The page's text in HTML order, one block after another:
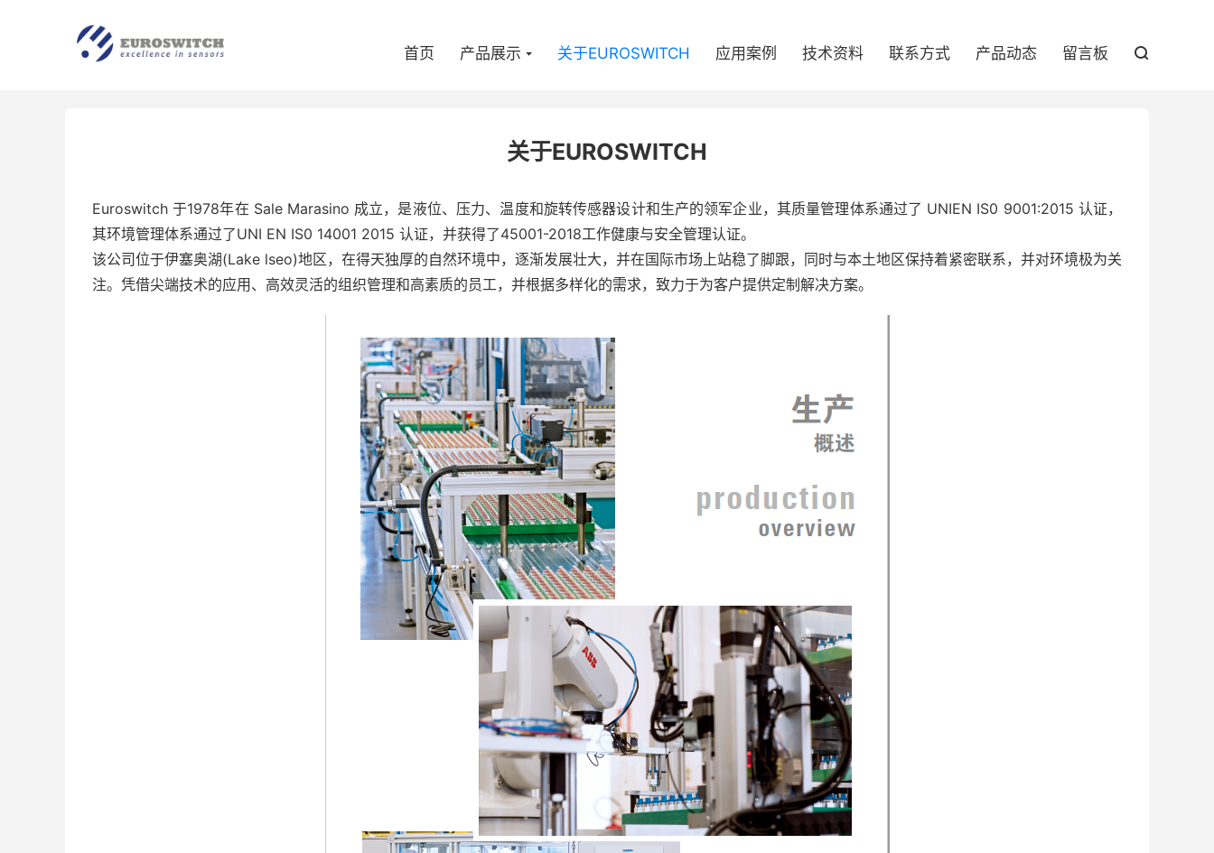
首页 产品展示 关于EUROSWITCH 应用案例 技术资料 联系方式 产品动态 留言板 
关于EUROSWITCH
Euroswitch 于1978年在 Sale Marasino 成立，是液位、压力、温度和旋转传感器设计和生产的领军企业，其质量管理体系通过了 UNIEN IS0 9001:2015 认证，
其环境管理体系通过了UNI EN IS0 14001 2015 认证，并获得了45001-2018工作健康与安全管理认证。
该公司位于伊塞奥湖(Lake lseo)地区，在得天独厚的自然环境中，逐渐发展壮大，并在国际市场上站稳了脚跟，同时与本土地区保持着紧密联系，并对环境极为关
注。凭借尖端技术的应用、高效灵活的组织管理和高素质的员工，并根据多样化的需求，致力于为客户提供定制解决方案。